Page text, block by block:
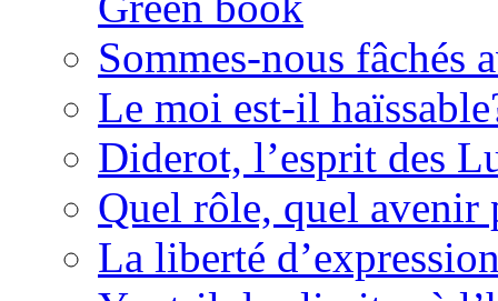
Sommes-nous fâchés
Le moi est-il
Diderot, l’esprit des
Quel rôle, quel avenir
La liberté